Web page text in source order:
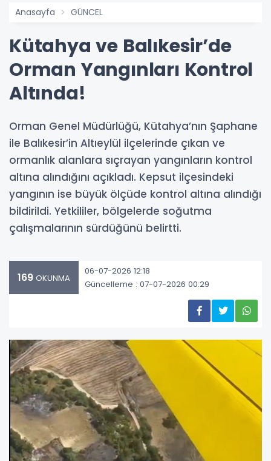
Anasayfa GÜNCEL
Kütahya ve Balıkesir’de
Orman Yangınları Kontrol
Altında!
Orman Genel Müdürlüğü, Kütahya’nın Şaphane
ile Balıkesir’in Altıeylül ilçelerinde çıkan ve
ormanlık alanlara sıçrayan yangınların kontrol
altına alındığını açıkladı. Kepsut ilçesindeki
yangının ise büyük ölçüde kontrol altına alındığı
bildirildi. Yetkililer, bölgelerde soğutma
çalışmalarının sürdüğünü belirtti.
169 OKUNMA
06-07-2026 12:18
Güncelleme : 07-07-2026 00:29